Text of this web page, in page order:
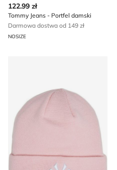
122.99 zł
Tommy Jeans - Portfel damski
Darmowa dostwa od 149 zł
NOSIZE